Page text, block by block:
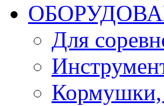
Для
Кормушки,